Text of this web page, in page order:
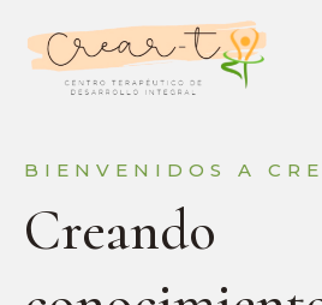
BIENVENIDOS A
Creando